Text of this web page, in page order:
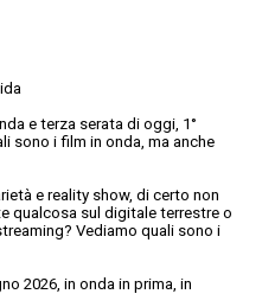
e terza serata di oggi, 1°
sono i film in onda, ma anche
e reality show, di certo non
qualcosa sul digitale terrestre o
Vediamo quali sono i
2026, in onda in prima, in